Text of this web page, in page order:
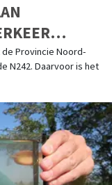
WORDT
de Provincie Noord-
N242. Daarvoor is het